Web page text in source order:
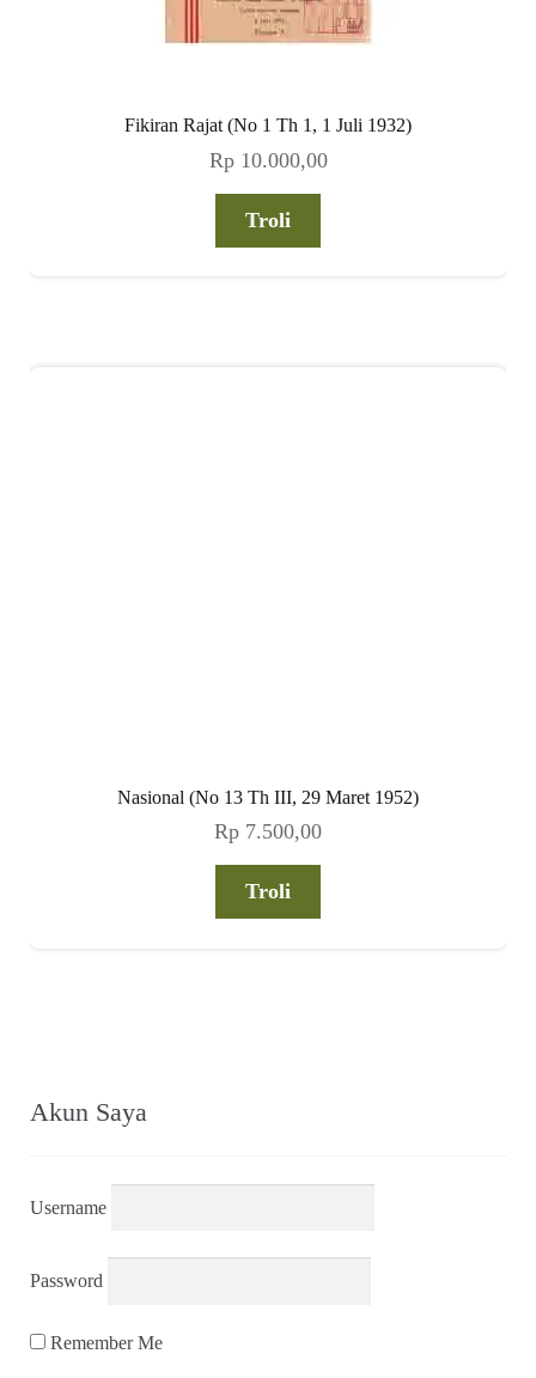
Fikiran Rajat (No 1 Th 1, 1 Juli 1932)
Rp10.000,00
Troli
Nasional (No 13 Th III, 29 Maret 1952)
Rp 7.500,00
Troli
Akun Saya
Username
Password
Remember Me